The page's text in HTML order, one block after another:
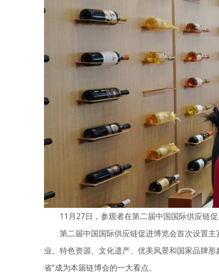
11月27日，参观者在第二届中国国际供应链促
第二届中国国际供应链促进博览会首次设置主
业、特色资源、文化遗产、优美风景和国家品牌
省”成为本届链博会的一大看点。